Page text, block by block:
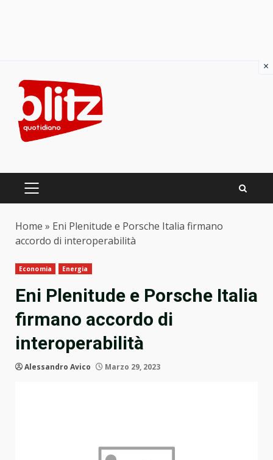
content
PRIMARY
Home » Eni Plenitude e Porsche Italia firmano
accordo di interoperabilità
Economia Energia
Eni Plenitude e Porsche Italia
firmano accordo di
interoperabilità
Alessandro Avico Marzo 29, 2023
×